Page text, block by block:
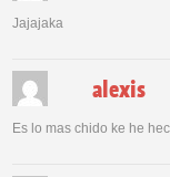
Jajajaka
alexis
Es lo mas chido ke he